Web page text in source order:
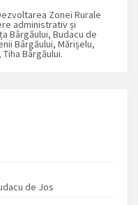
Zonei Rurale
administrativ și
Bârgăului, Budacu de
Bârgăului, Mărișelu,
Bârgăului.
de Jos